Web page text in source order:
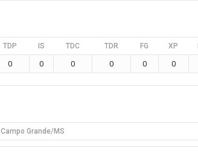
TDP IS TDC TDR FG XP
0 0 0 0 0 0
Campo Grande/MS